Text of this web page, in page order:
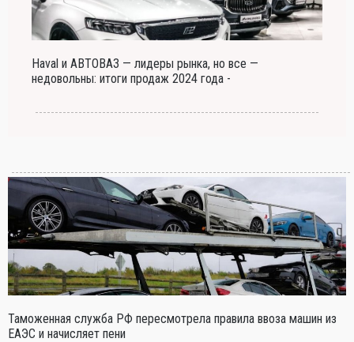
Haval и АВТОВАЗ — лидеры рынка, но все —
недовольны: итоги продаж 2024 года -
Таможенная служба РФ пересмотрела правила ввоза машин из
ЕАЭС и начисляет пени